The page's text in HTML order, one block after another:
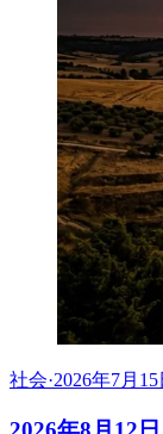
社会·2026年7月15